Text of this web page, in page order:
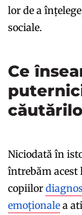
lor de a
sociale.
Ce
Niciodată în
întrebăm acest
copiilor
emoționale a